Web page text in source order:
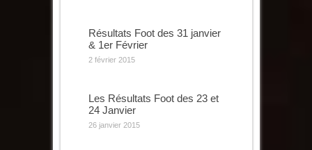
Résultats Foot des 31 janvier
& 1er Février
2 février 2015
Les Résultats Foot des 23 et
24 Janvier
26 janvier 2015